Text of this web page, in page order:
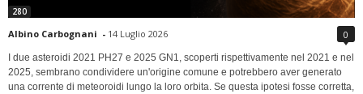
280
Albino Carbognani - 14 Luglio 2026 0
I due asteroidi 2021 PH27 e 2025 GN1, scoperti rispettivamente nel 2021 e nel
2025, sembrano condividere un'origine comune e potrebbero aver generato
una corrente di meteoroidi lungo la loro orbita. Se questa ipotesi fosse corretta,